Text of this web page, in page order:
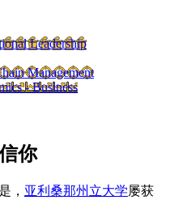
Leadership
Management
- Business
你
， 亚利桑那州立大学屡获